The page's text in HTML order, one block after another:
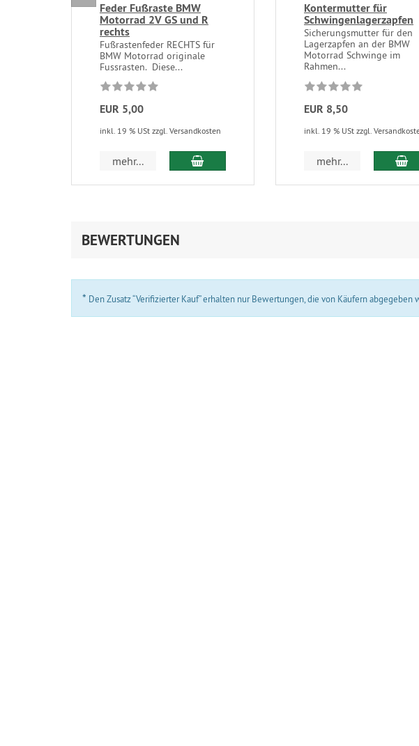
Feder Fußraste BMW
Motorrad 2V GS und R
rechts
Fußrastenfeder RECHTS für
BMW Motorrad originale
Fussrasten. Diese...
EUR 5,00
inkl. 19 % USt zzgl. Versandkosten
mehr... In den Warenkorb
Kontermutter für
Schwingenlagerzapfen
Sicherungsmutter für den
Lagerzapfen an der BMW
Motorrad Schwinge im
Rahmen...
EUR 8,50
inkl. 19 % USt zzgl.
mehr... In
BEWERTUNGEN
* Den Zusatz “Verifizierter Kauf” erhalten nur Bewertungen, die von Käufern